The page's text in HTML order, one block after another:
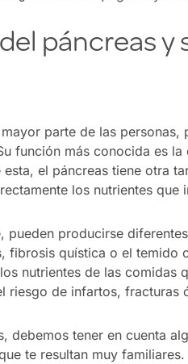
páncreas y
parte de las personas,
función más conocida es
el páncreas tiene otra
los nutrientes que
producirse
quística o el temido
nutrientes de las comidas
riesgo de infartos, fracturas
debemos tener en cuenta
te resultan muy familiares.